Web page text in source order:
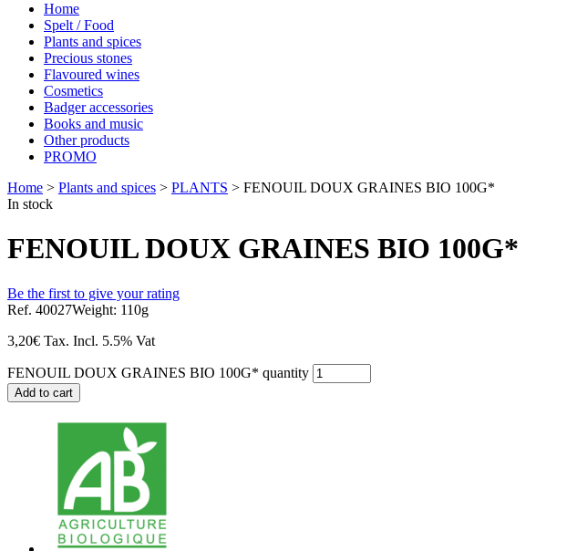
Home
Spelt / Food
Plants and spices
Precious stones
Flavoured wines
Cosmetics
Badger accessories
Books and music
Other products
PROMO
Home > Plants and spices > PLANTS > FENOUIL DOUX GRAINES BIO 100G*
In stock
FENOUIL DOUX GRAINES BIO 100G*
Be the first to give your rating
Ref. 40027Weight: 110g
3,20€ Tax. Incl. 5.5% Vat
FENOUIL DOUX GRAINES BIO 100G* quantity
Add to cart